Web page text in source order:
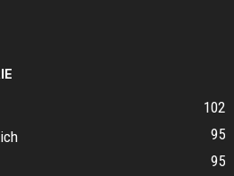
102
95
95